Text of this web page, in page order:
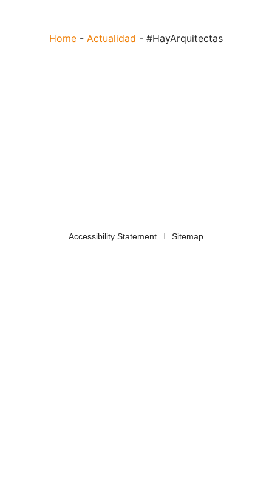
Home - Actualidad - #HayArquitectas
Accessibility Statement Sitemap